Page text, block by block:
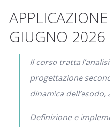
GIUGNO 2026
Il corso tratta
progettazione
dinamica
Definizione e